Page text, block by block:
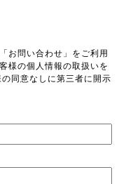
お問い合わせ」をご利用
様の個人情報の取扱いを
同意なしに第三者に開示